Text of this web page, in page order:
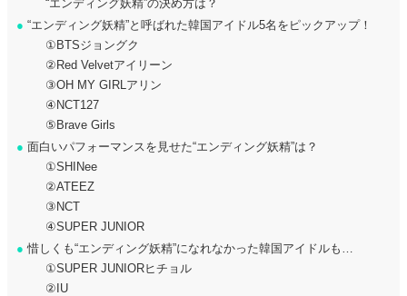
“エンディング妖精”の決め方は？
● “エンディング妖精”と呼ばれた韓国アイドル5名をピックアップ！
①BTSジョングク
②Red Velvetアイリーン
③OH MY GIRLアリン
④NCT127
⑤Brave Girls
● 面白いパフォーマンスを見せた“エンディング妖精”は？
①SHINee
②ATEEZ
③NCT
④SUPER JUNIOR
● 惜しくも“エンディング妖精”になれなかった韓国アイドルも…
①SUPER JUNIORヒチョル
②IU